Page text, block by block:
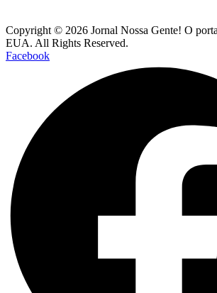
Copyright © 2026 Jornal Nossa Gente! O
EUA. All Rights Reserved.
Facebook